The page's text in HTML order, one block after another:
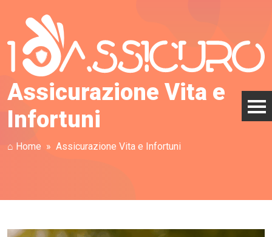
Assicurazione Vita e
Infortuni
⌂ Home Assicurazione Vita e Infortuni